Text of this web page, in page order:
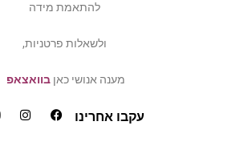
להתאמת מידה
ולשאלות פרטניות,
מענה אנושי כאןבוואצאפ
עקבו אחרינו